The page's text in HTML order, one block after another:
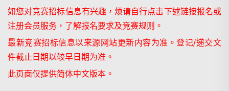
如您对竞赛招标信息有兴趣，烦请自行点击下述链接报名或
注册会员服务，了解报名要求及竞赛规则。
最新竞赛招标信息以来源网站更新内容为准。登记/递交文
件截止日期以较早日期为准。
此页面仅提供简体中文版本。